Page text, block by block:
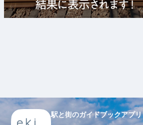
駅と街のガイドブックアプリ